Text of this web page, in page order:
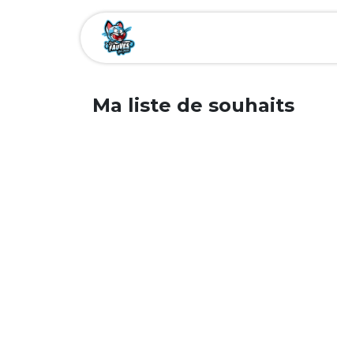
Se rendre au contenu
Ma liste de souhaits